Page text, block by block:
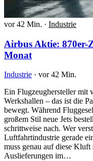
vor 42 Min. · Industrie
Airbus Aktie: 870er-
Monat
Industrie · vor 42 Min.
Ein Flugzeughersteller mit
Werkshallen – das ist die
bewegt. Während
großem Stil neue Jets
schrittweise nach. Wer
Luftfahrtindustrie gerade
muss genau auf diese
Auslieferungen im…